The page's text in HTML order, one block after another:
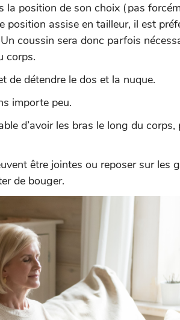
la position de son choix (pas
assise en tailleur, il est
coussin sera donc parfois
corps.
de détendre le dos et la nuque.
importe peu.
d’avoir les bras le long du corps,
être jointes ou reposer sur les
de bouger.